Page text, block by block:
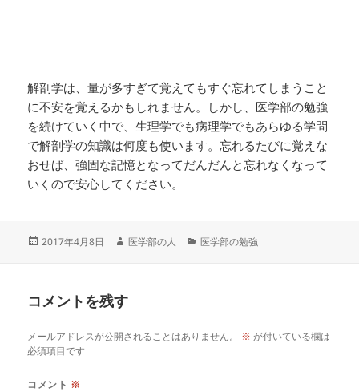
解剖学は、量が多すぎて覚えてもすぐ忘れてしまうこと
に不安を覚えるかもしれません。しかし、医学部の勉強
を続けていく中で、生理学でも病理学でもあらゆる学問
で解剖学の知識は何度も使います。忘れるたびに覚えな
おせば、強固な記憶となってだんだんと忘れなくなって
いくので安心してください。
投
2017年4月8日
作
医学部の人
カ
医学部の勉強
コメントを残す
メールアドレスが公開されることはありません。 ※ が付いている欄は
必須項目です
コメント ※